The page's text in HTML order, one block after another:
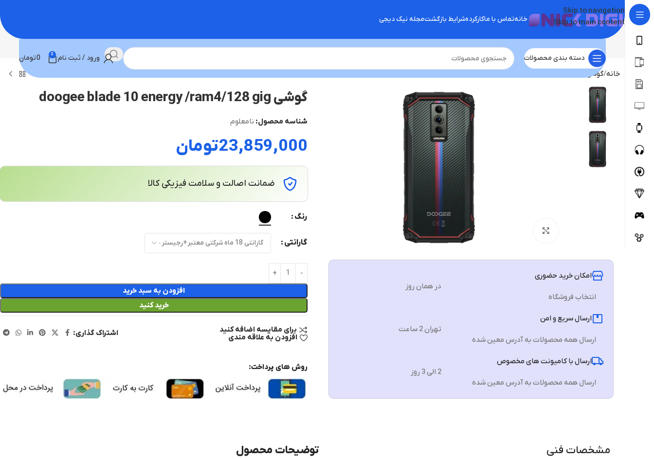
Skip to navigation
Skip to main content
خانهتماس با ماکارکردهشرایط بازگشتمجله نیک دیجی
دسته بندی محصولات ورود / ثبت نام 0
0تومان
خانه گوشی موبایل
برای بزرگنمایی کلیک کنید
امکان خرید حضوری
انتخاب فروشگاه
در همان روز
ارسال سریع و امن
ارسال همه محصولات به آدرس معین شده
تهران 2 ساعت
ارسال با کامیونت های مخصوص
ارسال همه محصولات به آدرس معین شده
2 الی 3 روز
گوشی doogee blade 10 energy /ram4/128 gig
شناسه محصول: نامعلوم
23,859,000تومان
ضمانت اصالت و سلامت فیزیکی کالا
رنگ
گارانتی
افزودن به سبد خرید
خرید کنید
برای مقایسه اضافه کنید
افزودن به علاقه مندی
اشتراک گذاری:
روش های پرداخت:
مشخصات فنی توضیحات محصول